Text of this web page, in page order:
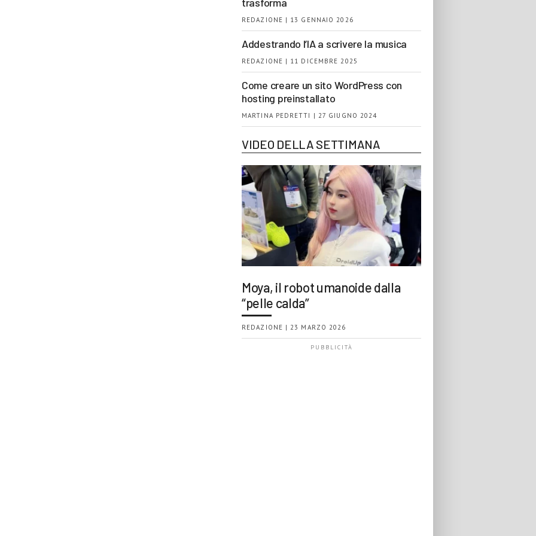
REDAZIONE | 13 GENNAIO 2026
Addestrando l’IA a scrivere la musica
REDAZIONE | 11 DICEMBRE 2025
Come creare un sito WordPress con
hosting preinstallato
MARTINA PEDRETTI | 27 GIUGNO 2024
VIDEO DELLA SETTIMANA
Moya, il robot umanoide dalla
“pelle calda”
REDAZIONE | 23 MARZO 2026